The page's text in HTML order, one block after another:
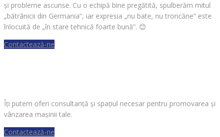
și probleme ascunse. Cu o echipă bine pregătită, spulberăm mitul
„bătrânicii din Germania”, iar expresia „nu bate, nu troncăne” este
înlocuită de „în stare tehnică foarte bună”. 😊
Contactează-ne
Îți putem oferi consultanță și spațiul necesar pentru promovarea și
vânzarea mașinii tale.
Contactează-ne